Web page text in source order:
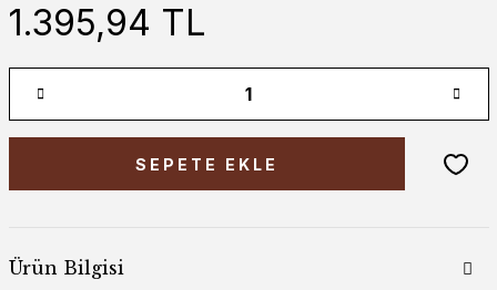
1.395,94 TL
SEPETE EKLE
Ürün Bilgisi